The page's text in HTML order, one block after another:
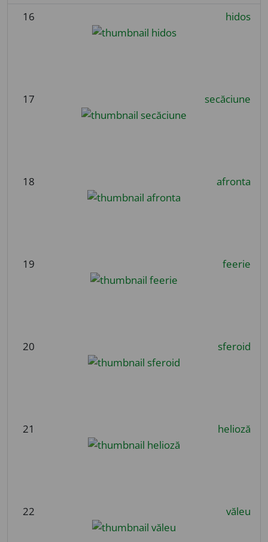
16 hidos
17 secăciune
18 afronta
19 feerie
20 sferoid
21 helioză
22 văleu